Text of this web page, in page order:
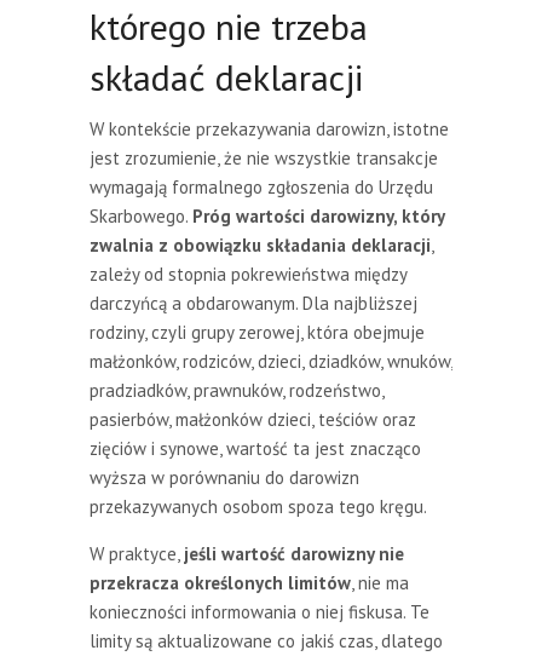
którego nie trzeba
składać deklaracji
W kontekście przekazywania darowizn, istotne
jest zrozumienie, że nie wszystkie transakcje
wymagają formalnego zgłoszenia do Urzędu
Skarbowego. Próg wartości darowizny, który
zwalnia z obowiązku składania deklaracji,
zależy od stopnia pokrewieństwa między
darczyńcą a obdarowanym. Dla najbliższej
rodziny, czyli grupy zerowej, która obejmuje
małżonków, rodziców, dzieci, dziadków, wnuków,
pradziadków, prawnuków, rodzeństwo,
pasierbów, małżonków dzieci, teściów oraz
zięciów i synowe, wartość ta jest znacząco
wyższa w porównaniu do darowizn
przekazywanych osobom spoza tego kręgu.
W praktyce, jeśli wartość darowizny nie
przekracza określonych limitów, nie ma
konieczności informowania o niej fiskusa. Te
limity są aktualizowane co jakiś czas, dlatego